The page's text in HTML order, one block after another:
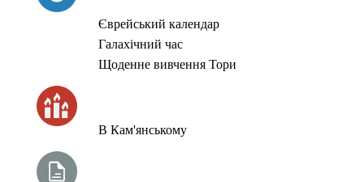
Єврейський календар
Галахічний час
Щоденне вивчення Тори
В Кам'янському